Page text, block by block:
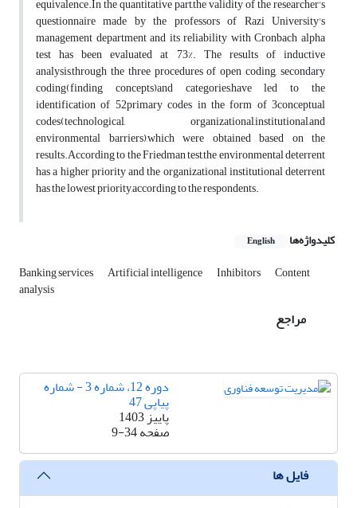
equivalence.In the quantitative part,the validity of the researcher's
questionnaire made by the professors of Razi University's
management department and its reliability with Cronbach alpha
test has been evaluated at 73%. The results of inductive
analysis,through the three procedures of open coding, secondary
coding(finding concepts)and categories,have led to the
identification of 52primary codes in the form of 3conceptual
codes(technological, organizational,institutional,and
environmental barriers),which were obtained based on the
results.According to the Friedman test,the environmental deterrent
has a higher priority and the organizational institutional deterrent
has the lowest priority,according to the respondents.
کلیدواژه‌ها English
Banking services Artificial intelligence Inhibitors Content
analysis
مراجع
دوره 12، شماره 3 - شماره
پیاپی 47
پاییز 1403
صفحه9-34
فایل ها